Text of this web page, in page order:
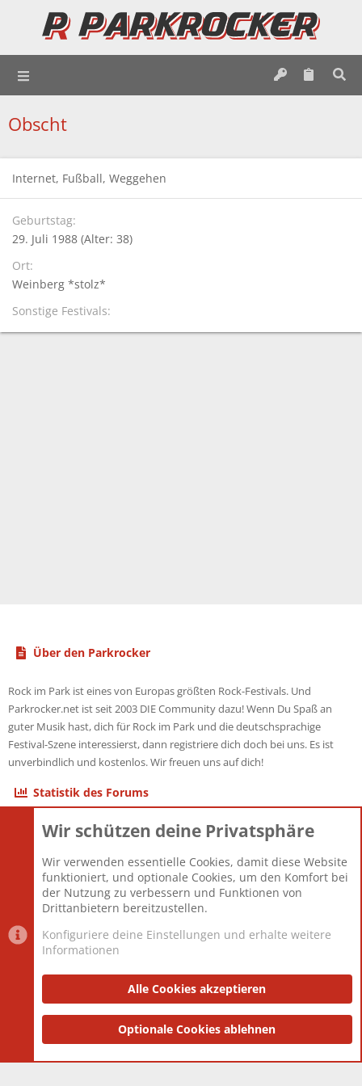
Obscht
Internet, Fußball, Weggehen
Geburtstag
29. Juli 1988 (Alter: 38)
Ort
Weinberg *stolz*
Sonstige Festivals
Über den Parkrocker
Rock im Park ist eines von Europas größten Rock-Festivals. Und
Parkrocker.net ist seit 2003 DIE Community dazu! Wenn Du Spaß an
guter Musik hast, dich für Rock im Park und die deutschsprachige
Festival-Szene interessierst, dann registriere dich doch bei uns. Es ist
unverbindlich und kostenlos. Wir freuen uns auf dich!
Statistik des Forums
Themen
Mitglieder
12.426
Neuestes Mitglied
nabulamisika
Datenschutzerklärung Impressum
Community platform by XenForo® © 2010-2025 XenForo Ltd.
and add-ons by ThemeHouse
Wir schützen deine Privatsphäre
Wir verwenden essentielle Cookies, damit diese Website
funktioniert, und optionale Cookies, um den Komfort bei
der Nutzung zu verbessern und Funktionen von
Drittanbietern bereitzustellen.
Konfiguriere deine Einstellungen und erhalte weitere
Informationen
Alle Cookies akzeptieren
Optionale Cookies ablehnen